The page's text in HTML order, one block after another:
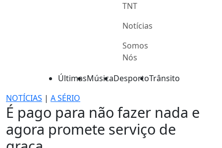
TNT
Notícias
Somos
Nós
ÚltimasMúsicaDesportoTrânsito
NOTÍCIAS | A SÉRIO
É pago para não fazer nada e
agora promete serviço de